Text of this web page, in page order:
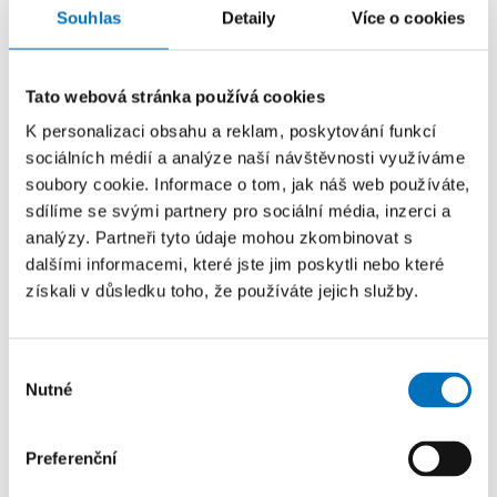
Souhlas Detaily Více o cookies
Tato webová stránka používá cookies
K personalizaci obsahu a reklam, poskytování funkcí
sociálních médií a analýze naší návštěvnosti využíváme
soubory cookie. Informace o tom, jak náš web používáte,
sdílíme se svými partnery pro sociální média, inzerci a
analýzy. Partneři tyto údaje mohou zkombinovat s
dalšími informacemi, které jste jim poskytli nebo které
získali v důsledku toho, že používáte jejich služby.
souhlasu
Nutné
Preferenční
předmětů
Erasmus
Doklad o uznání studia v zahraničí
Závěrečná práce a SZZ
Žádost o náhradní termín odevzdání
Žádost o odklad zpřístupnění
Udělení zápočtu od externího vedoucího